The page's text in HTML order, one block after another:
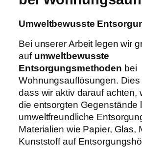
Umweltbewusste
Bei unserer Arbeit legen wir
auf umweltbewusste
Entsorgungsmethoden bei
Wohnungsauflösungen. Dies
dass wir aktiv darauf achten,
die entsorgten Gegenstände
umweltfreundliche
Materialien wie Papier, Glas,
Kunststoff auf